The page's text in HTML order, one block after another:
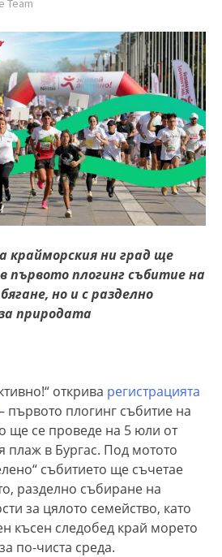
Team
крайморския ни град ще
първото плогинг събитие на
но и с разделно
природата
открива регистрацията
първото плогинг събитие на
ще се проведе на 5 юли от
плаж в Бургас. Под мотото
събитието ще съчетае
разделно събиране на
за цялото семейство, като
късен следобед край морето
по-чиста среда.